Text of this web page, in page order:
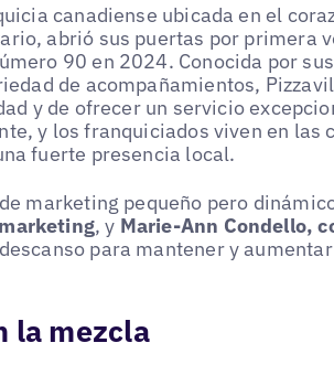
canadiense ubicada en el
abrió sus puertas por primera
90 en 2024. Conocida por
de acompañamientos,
y de ofrecer un servicio
y los franquiciados viven en las
fuerte presencia local.
marketing pequeño pero
, y Marie-Ann Condello,
para mantener y
la mezcla